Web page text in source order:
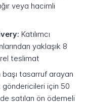
veya hacimli
Katılımcı
yaklaşık 8
teslimat
başı tasarruf arayan
için 50
satılan ön ödemeli